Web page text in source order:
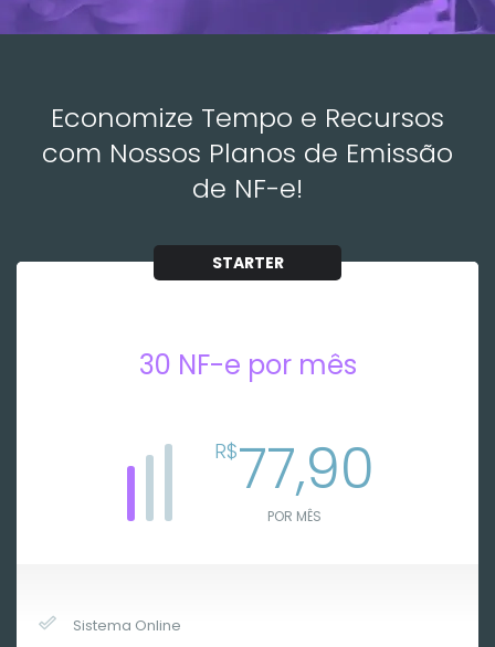
Economize Tempo e Recursos
com Nossos Planos de Emissão
de NF-e!
STARTER
30 NF-e por mês
R$77,90
POR MÊS
Sistema Online